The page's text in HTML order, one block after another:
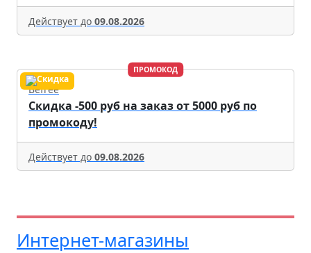
Действует до 09.08.2026
ПРОМОКОД
Befree
Скидка -500 руб на заказ от 5000 руб по
промокоду!
Действует до 09.08.2026
Интернет-магазины